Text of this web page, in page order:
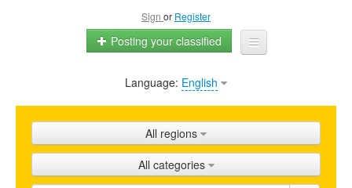
Sign or Register
Posting your classified
Home
Shops
Promotion
Language: English
All regions
All categories